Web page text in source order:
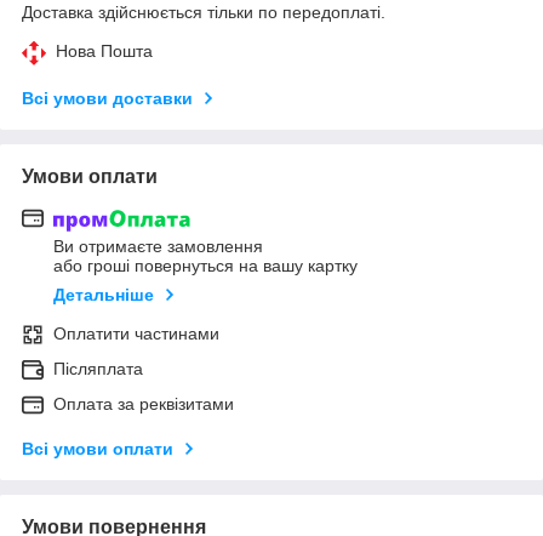
Доставка здійснюється тільки по передоплаті.
Нова Пошта
Всі умови доставки
Умови оплати
Ви отримаєте замовлення
або гроші повернуться на вашу картку
Детальніше
Оплатити частинами
Післяплата
Оплата за реквізитами
Всі умови оплати
Умови повернення